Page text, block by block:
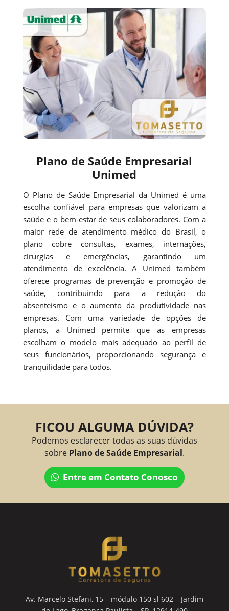
Plano de Saúde Empresarial
Unimed
O Plano de Saúde Empresarial da Unimed é uma
escolha confiável para empresas que valorizam a
saúde e o bem-estar de seus colaboradores. Com a
maior rede de atendimento médico do Brasil, o
plano cobre consultas, exames, internações,
cirurgias e emergências, garantindo um
atendimento de excelência. A Unimed também
oferece programas de prevenção e promoção de
saúde, contribuindo para a redução do
absenteísmo e o aumento da produtividade nas
empresas. Com uma variedade de opções de
planos, a Unimed permite que as empresas
escolham o modelo mais adequado ao perfil de
seus funcionários, proporcionando segurança e
tranquilidade para todos.
FICOU ALGUMA DÚVIDA?
Podemos esclarecer todas as suas dúvidas
sobre Plano de Saúde Empresarial.
Entre em Contato Conosco
Av. Marcelo Stefani, 15 – módulo 150 sl 602 – Jardim